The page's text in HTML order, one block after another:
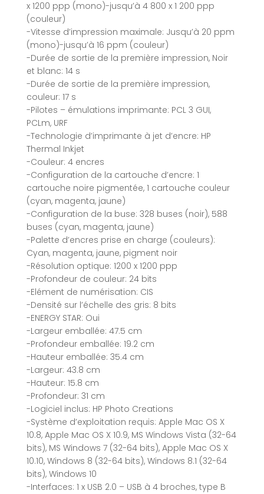
x 1200 ppp (mono)-jusqu’à 4 800 x 1 200 ppp
(couleur)
-Vitesse d’impression maximale: Jusqu’à 20 ppm
(mono)-jusqu’à 16 ppm (couleur)
-Durée de sortie de la première impression, Noir
et blanc: 14 s
-Durée de sortie de la première impression,
couleur: 17 s
-Pilotes – émulations imprimante: PCL 3 GUI,
PCLm, URF
-Technologie d’imprimante à jet d’encre: HP
Thermal Inkjet
-Couleur: 4 encres
-Configuration de la cartouche d’encre: 1
cartouche noire pigmentée, 1 cartouche couleur
(cyan, magenta, jaune)
-Configuration de la buse: 328 buses (noir), 588
buses (cyan, magenta, jaune)
-Palette d’encres prise en charge (couleurs):
Cyan, magenta, jaune, pigment noir
-Résolution optique: 1200 x 1200 ppp
-Profondeur de couleur: 24 bits
-Elément de numérisation: CIS
-Densité sur l’échelle des gris: 8 bits
-ENERGY STAR: Oui
-Largeur emballée: 47.5 cm
-Profondeur emballée: 19.2 cm
-Hauteur emballée: 35.4 cm
-Largeur: 43.8 cm
-Hauteur: 15.8 cm
-Profondeur: 31 cm
-Logiciel inclus: HP Photo Creations
-Système d’exploitation requis: Apple Mac OS X
10.8, Apple Mac OS X 10.9, MS Windows Vista (32-64
bits), MS Windows 7 (32-64 bits), Apple Mac OS X
10.10, Windows 8 (32-64 bits), Windows 8.1 (32-64
bits), Windows 10
-Interfaces: 1 x USB 2.0 – USB à 4 broches, type B